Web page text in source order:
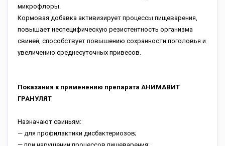
микрофлоры.
Кормовая добавка активизирует процессы пищеварения,
повышает неспецифическую резистентность организма
свиней, способствует повышению сохранности поголовья и
увеличению среднесуточных привесов.
Показания к применению препарата АНИМАВИТ
ГРАНУЛЯТ
Назначают свиньям:
— для профилактики дисбактериозов;